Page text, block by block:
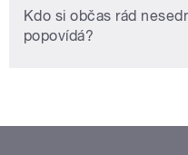
Kdo si občas rád
popovídá?